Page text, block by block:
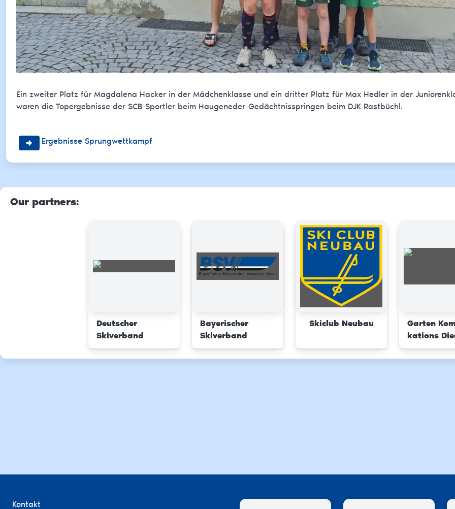
Ein zweiter Platz für Magdalena Hacker in der Mädchenklasse und ein dritter Platz für Max Hedler in der
waren die Topergebnisse der SCB-Sportler beim Haugeneder-Gedächtnisspringen beim DJK Rastbüchl.
Ergebnisse Sprungwettkampf
Our partners:
Deutscher
Skiverband
Bayerischer
Skiverband
Skiclub Neubau
Garten
kations
Kontakt